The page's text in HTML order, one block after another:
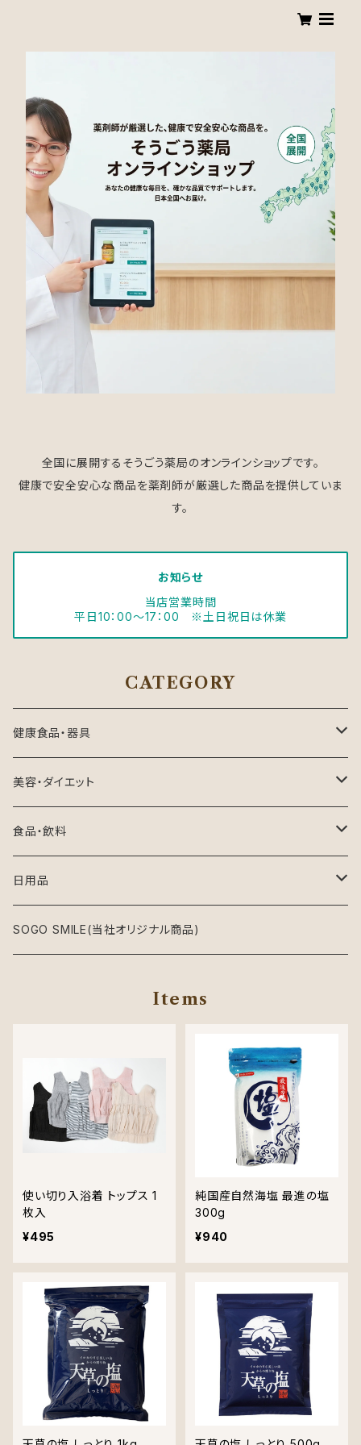
全国に展開するそうごう薬局のオンラインショップです。
健康で安全安心な商品を薬剤師が厳選した商品を提供していま
す。
お知らせ
当店営業時間
平日10：00～17：00 ※土日祝日は休業
CATEGORY
健康食品・器具
健康食品
健康器具
CPAP
美容・ダイエット
化粧品
ヘアケア
食品・飲料
食品
飲料
日用品
衣類
SOGO SMILE(当社オリジナル商品)
Items
使い切り入浴着 トップス 1
枚入
¥495
純国産自然海塩 最進の塩
300g
¥940